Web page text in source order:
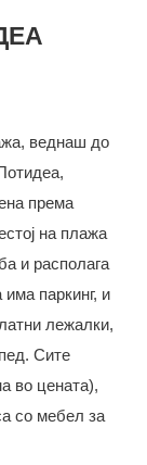
веднаш до
према
на плажа
и располага
паркинг, и
лежалки,
Сите
во цената),
со мебел за